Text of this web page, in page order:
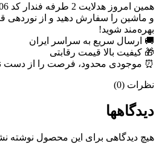
و ماشین را سفارش دهید و از
بهره‌مند شوید!
🚚 ارسال سریع به سراسر ایران
🎁 کیفیت بالا قیمت رقابتی
⏰ موجودی محدود، فرصت را از دست
نظرات (0)
دیدگاهها
هیچ دیدگاهی برای این محصول نوشته